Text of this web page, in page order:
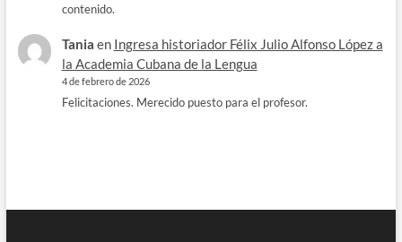
contenido.
Tania en Ingresa historiador Félix Julio Alfonso López a
la Academia Cubana de la Lengua
4 de febrero de 2026
Felicitaciones. Merecido puesto para el profesor.